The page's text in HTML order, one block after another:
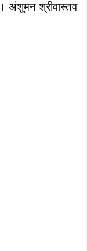
अंशुमन श्रीवास्तव